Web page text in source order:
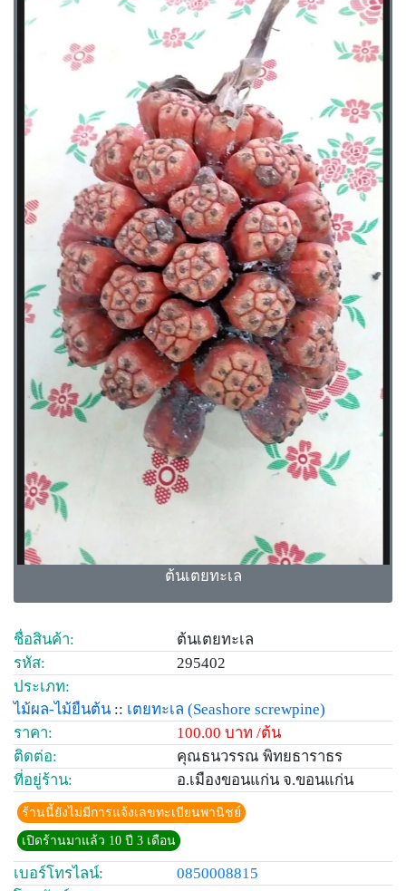
ต้นเตยทะเล
ชื่อสินค้า:
ต้นเตยทะเล
รหัส:
295402
ประเภท:
ไม้ผล-ไม้ยืนต้น :: เตยทะเล (Seashore screwpine)
ราคา:
100.00 บาท /ต้น
ติดต่อ:
คุณธนวรรณ พิทยธาราธร
ที่อยู่ร้าน:
อ.เมืองขอนแก่น จ.ขอนแก่น
ร้านนี้ยังไม่มีการแจ้งเลขทะเบียนพานิชย์
เปิดร้านมาแล้ว 10 ปี 3 เดือน
เบอร์โทรไลน์:
0850008815